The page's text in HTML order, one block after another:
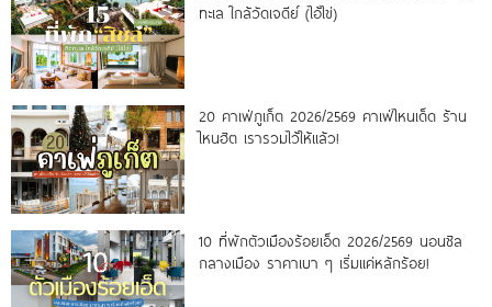
ทะเล ใกล้วัดเจดีย์ (ไอ้ไข่)
20 คาเฟ่ภูเก็ต 2026/2569 คาเฟ่ไหนเด็ด ร้าน
ไหนฮิต เรารวมไว้ให้แล้ว!
10 ที่พักตัวเมืองร้อยเอ็ด 2026/2569 นอนชิล
กลางเมือง ราคาเบา ๆ เริ่มแค่หลักร้อย!